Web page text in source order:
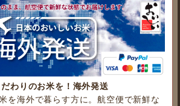
わりのお米を！海外発送
を海外で暮らす方に。航空便で新鮮な